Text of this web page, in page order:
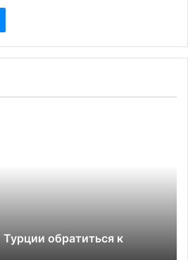
обратиться к